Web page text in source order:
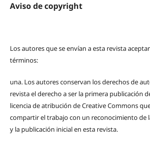
Aviso de copyright
Los autores que se envían a esta revista
términos:
una. Los autores conservan los derechos de
revista el derecho a ser la primera publicación
licencia de atribución de Creative Commons
compartir el trabajo con un reconocimiento de
y la publicación inicial en esta revista.